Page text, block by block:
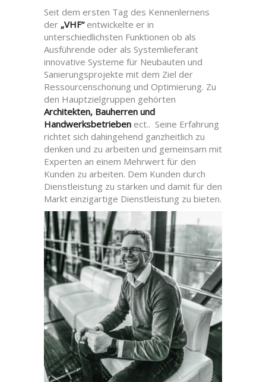
Seit dem ersten Tag des Kennenlernens
der „VHF“entwickelte er in
unterschiedlichsten Funktionen ob als
Ausführende oder als Systemlieferant
innovative Systeme für Neubauten und
Sanierungsprojekte mit dem Ziel der
Ressourcenschonung und Optimierung. Zu
den Hauptzielgruppen gehörten
Architekten, Bauherren und
Handwerksbetrieben ect.. Seine Erfahrung
richtet sich dahingehend ganzheitlich zu
denken und zu arbeiten und gemeinsam mit
Experten an einem Mehrwert für den
Kunden zu arbeiten. Dem Kunden durch
Dienstleistung zu stärken und damit für den
Markt einzigartige Dienstleistung zu bieten.